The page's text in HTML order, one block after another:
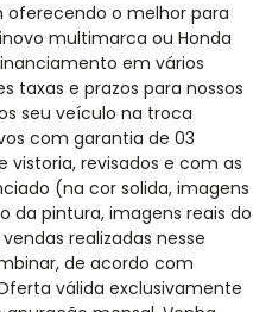
oferecendo o melhor para
multimarca ou Honda
em vários
taxas e prazos para nossos
seu veículo na troca
com garantia de 03
vistoria, revisados e com as
(na cor solida, imagens
da pintura, imagens reais do
realizadas nesse
de acordo com
válida exclusivamente